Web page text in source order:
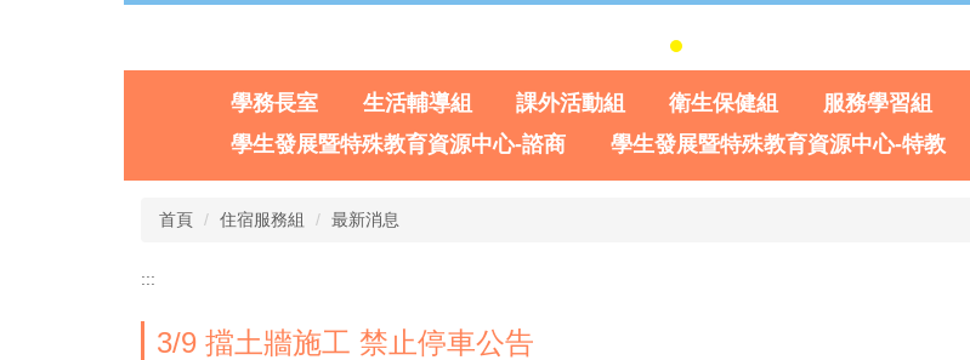
學務長室 生活輔導組 課外活動組 衛生保健組 服務學習組
學生發展暨特殊教育資源中心-諮商
學生發展暨特殊教育資源中心-特教
首頁 住宿服務組 最新消息
:::
3/9 擋土牆施工 禁止停車公告